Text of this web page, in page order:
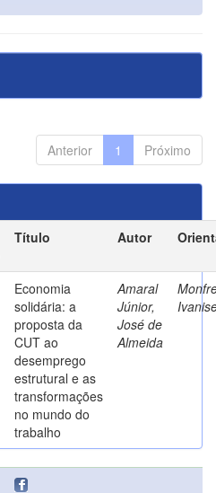
Anterior 1 Próximo
Título Autor
Economia
solidária: a
proposta da
CUT ao
desemprego
estrutural e as
transformações
no mundo do
trabalho
Amaral
Júnior,
José de
Almeida